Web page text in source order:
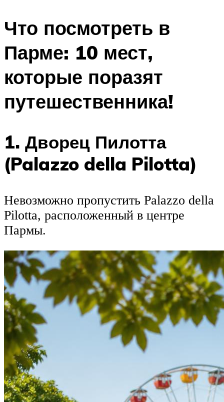
Что посмотреть в
Парме: 10 мест,
которые поразят
путешественника!
1. Дворец Пилотта
(Palazzo della Pilotta)
Невозможно пропустить Palazzo della
Pilotta, расположенный в центре
Пармы.